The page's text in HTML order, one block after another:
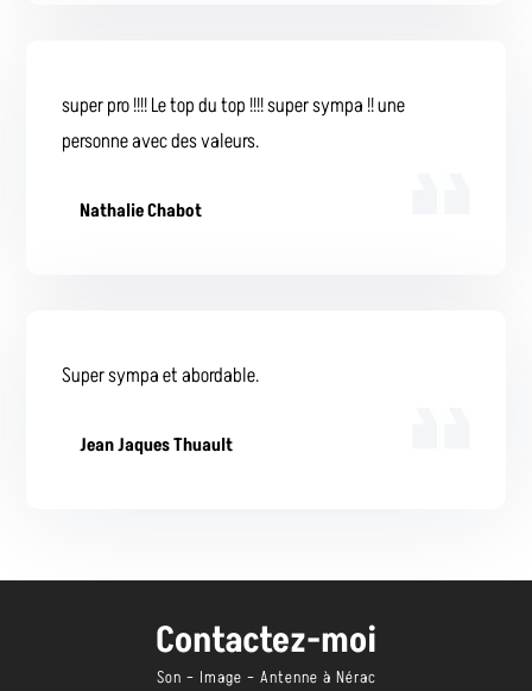
super pro !!!! Le top du top !!!! super sympa !! une
personne avec des valeurs.
Nathalie Chabot
Super sympa et abordable.
Jean Jaques Thuault
Contactez-moi
Son – Image – Antenne à Nérac